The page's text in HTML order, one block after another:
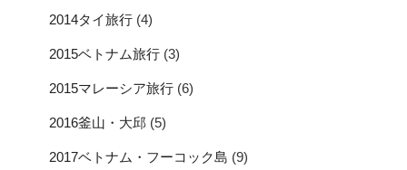
2014タイ旅行 (4)
2015ベトナム旅行 (3)
2015マレーシア旅行 (6)
2016釜山・大邱 (5)
2017ベトナム・フーコック島 (9)